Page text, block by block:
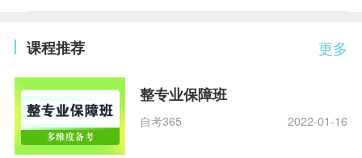
更多
课程推荐
整专业保障班
自考365 2022-01-16